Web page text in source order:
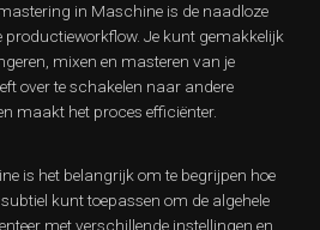
in Maschine is de naadloze
productieworkflow. Je kunt gemakkelijk
mixen en masteren van je
over te schakelen naar andere
maakt het proces efficiënter.
is het belangrijk om te begrijpen hoe
kunt toepassen om de algehele
met verschillende instellingen en